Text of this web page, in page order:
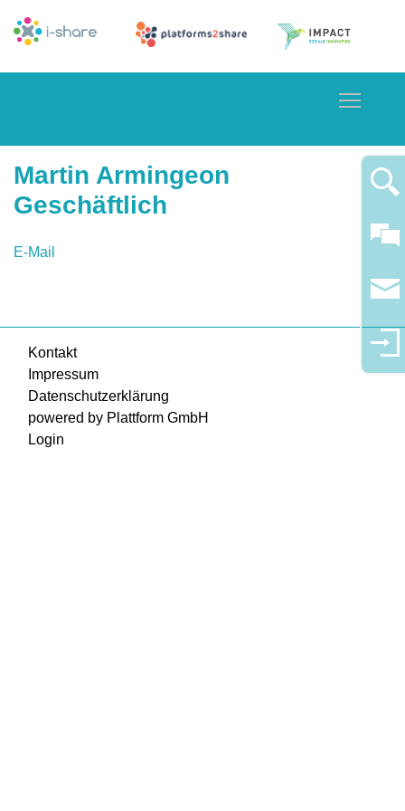
Martin Armingeon
Geschäftlich
E-Mail
Kontakt
Impressum
Datenschutzerklärung
powered by Plattform GmbH
Login